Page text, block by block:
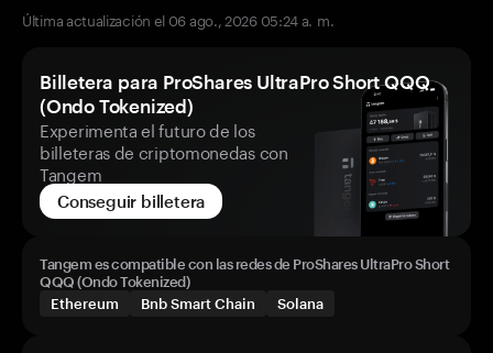
Última actualización el 06 ago., 2026 05:24 a. m.
Billetera para ProShares UltraPro Short QQQ
(Ondo Tokenized)
Experimenta el futuro de los
billeteras de criptomonedas con
Tangem
Conseguir billetera
Tangem es compatible con las redes de ProShares UltraPro Short
QQQ (Ondo Tokenized)
Ethereum
Bnb Smart Chain Solana